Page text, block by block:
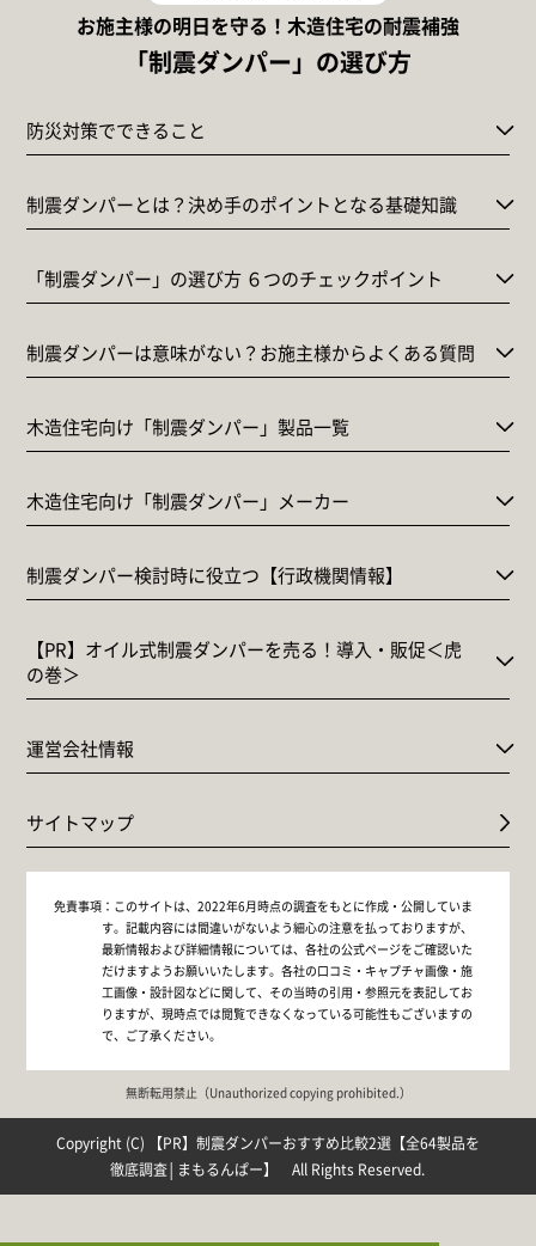
お施主様の明日を守る！木造住宅の耐震補強
「制震ダンパー」の選び方
防災対策でできること
制震ダンパーとは？決め手のポイントとなる基礎知識
「制震ダンパー」の選び方 ６つのチェックポイント
制震ダンパーは意味がない？お施主様からよくある質問
木造住宅向け「制震ダンパー」製品一覧
木造住宅向け「制震ダンパー」メーカー
制震ダンパー検討時に役立つ【行政機関情報】
【PR】オイル式制震ダンパーを売る！導入・販促＜虎
の巻＞
運営会社情報
サイトマップ
免責事項： このサイトは、2022年6月時点の調査をもとに作成・公開していま
す。記載内容には間違いがないよう細心の注意を払っておりますが、
最新情報および詳細情報については、各社の公式ページをご確認いた
だけますようお願いいたします。各社の口コミ・キャプチャ画像・施
工画像・設計図などに関して、その当時の引用・参照元を表記してお
りますが、現時点では閲覧できなくなっている可能性もございますの
で、ご了承ください。
無断転用禁止（Unauthorized copying prohibited.）
Copyright (C)
制震ダンパーおすすめ比較2選【全64製品を
徹底調査│まもるんぱー】
All Rights Reserved.